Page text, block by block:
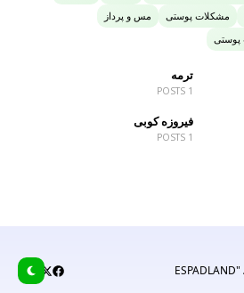
مشکلات پوستی
مس و پرداز
پوستی
ترمه
1 POSTS
فیروزه کوبی
1 POSTS